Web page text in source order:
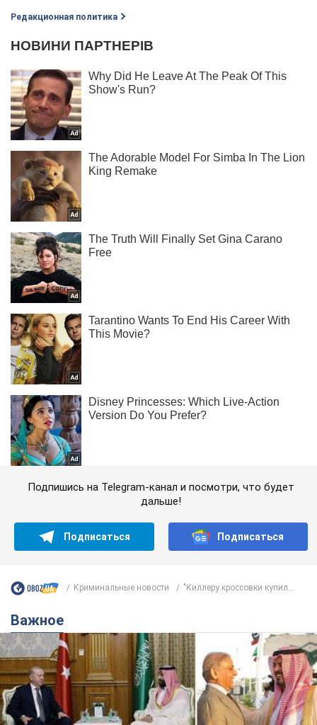
Редакционная политика
Подпишись на Telegram-канал и посмотри, что будет
дальше!
Подписаться Подписаться
Криминальные новости "Киллеру кроссовки купил...
Важное